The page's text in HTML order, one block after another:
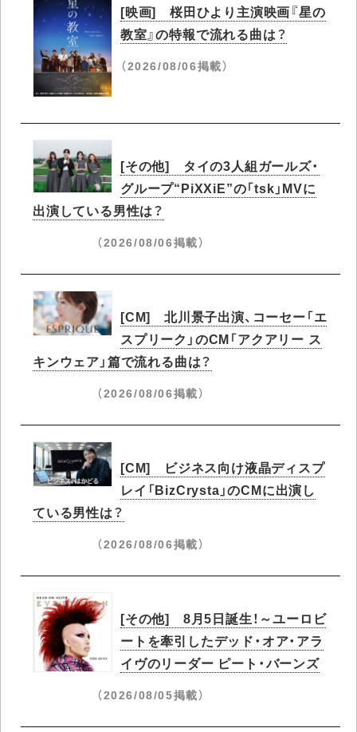
[映画] 桜田ひより主演映画『星の
教室』の特報で流れる曲は？
（2026/08/06掲載）
[その他] タイの3人組ガールズ・
グループ“PiXXiE”の「tsk」MVに
出演している男性は？
（2026/08/06掲載）
[CM] 北川景子出演、コーセー「エ
スプリーク」のCM「アクアリー ス
キンウェア」篇で流れる曲は？
（2026/08/06掲載）
[CM] ビジネス向け液晶ディスプ
レイ「BizCrysta」のCMに出演し
ている男性は？
（2026/08/06掲載）
[その他] 8月5日誕生！～ユーロビ
ートを牽引したデッド・オア・アラ
イヴのリーダー ピート・バーンズ
（2026/08/05掲載）